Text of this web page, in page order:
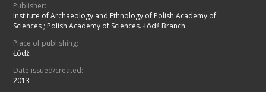
Publisher:
Institute of Archaeology and Ethnology of Polish Academy of
Sciences ; Polish Academy of Sciences. Łódź Branch
Place of publishing:
Łódź
Date issued/created:
2013